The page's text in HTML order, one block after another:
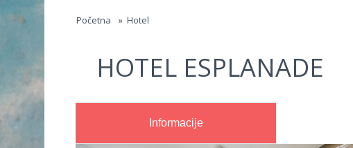
Jump to navigation
Početna » Hotel
HOTEL ESPLANADE
Informacije